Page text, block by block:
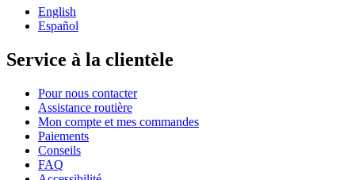
English
Español
Service à la clientèle
Pour nous contacter
Assistance routière
Mon compte et mes commandes
Paiements
Conseils
FAQ